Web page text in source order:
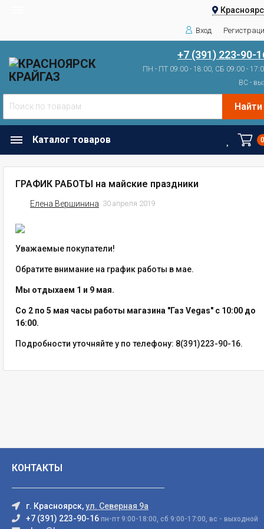
Вход
+7 (391) 223-90-
ПН - ПТ 09:00 - 18:00, СБ 09:00 -
ВС -
Найти
Каталог товаров
ГРАФИК РАБОТЫ на майские праздники
Елена Вершинина 30 апреля 2019
Уважаемые покупатели!
Обратите внимание на график работы в мае.
Мы отдыхаем 1 и 9 мая.
Со 2 по 5 мая часы работы магазина "Газ Vegas" c 10:00 до
16:00.
Подробности уточняйте у по телефону: 8(391)223-90-16.
КОНТАКТЫ
г. Красноярск,ул. Северная 9а
+7 (391) 223-90-16 пн-пт 9:00-18:00, сб 9:00-17:00, вс - выходной